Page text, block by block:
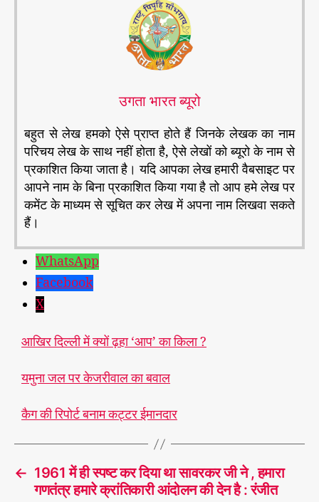
उगता भारत ब्यूरो
बहुत से लेख हमको ऐसे प्राप्त होते हैं जिनके लेखक का नाम
परिचय लेख के साथ नहीं होता है, ऐसे लेखों को ब्यूरो के नाम से
प्रकाशित किया जाता है। यदि आपका लेख हमारी वैबसाइट पर
आपने नाम के बिना प्रकाशित किया गया है तो आप हमे लेख पर
कमेंट के माध्यम से सूचित कर लेख में अपना नाम लिखवा सकते
हैं।
WhatsApp
Facebook
X
आखिर दिल्ली में क्यों ढ़हा ‘आप’ का किला ?
यमुना जल पर केजरीवाल का बवाल
कैग की रिपोर्ट बनाम कट्टर ईमानदार
← 1961 में ही स्पष्ट कर दिया था सावरकर जी ने , हमारा
गणतंत्र हमारे क्रांतिकारी आंदोलन की देन है : रंजीत